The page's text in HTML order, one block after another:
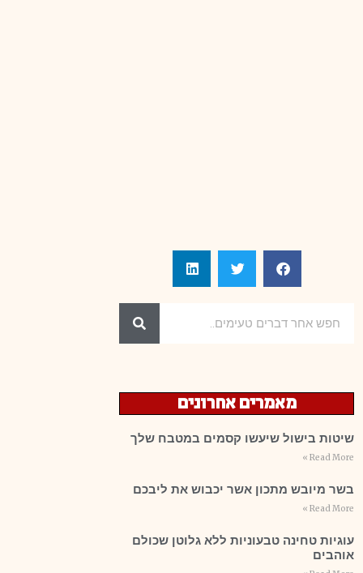
מאמרים אחרונים
שיטות בישול שיעשו קסמים במטבח שלך
Read More »
בשר מיובש מתכון אשר יכבוש את ליבכם
Read More »
עוגיות טחינה טבעוניות ללא גלוטן שכולם
אוהבים